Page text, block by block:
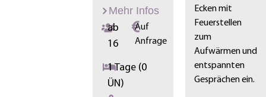
Mehr Infos
ab
16
Auf
Anfrage
1 Tage (0
ÜN)
Ecken mit
Feuerstellen
zum
Aufwärmen und
entspannten
Gesprächen ein.